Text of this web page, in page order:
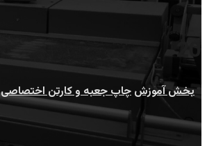
20
بخش آموزش چاپ جعبه و کارتن اختصاصی